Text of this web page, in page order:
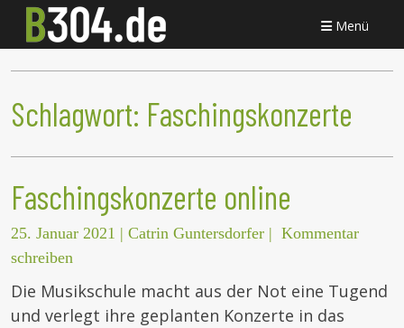
Menü
Schlagwort: Faschingskonzerte
Faschingskonzerte online
25. Januar 2021 | Catrin Guntersdorfer | Kommentar
schreiben
Die Musikschule macht aus der Not eine Tugend
und verlegt ihre geplanten Konzerte in das